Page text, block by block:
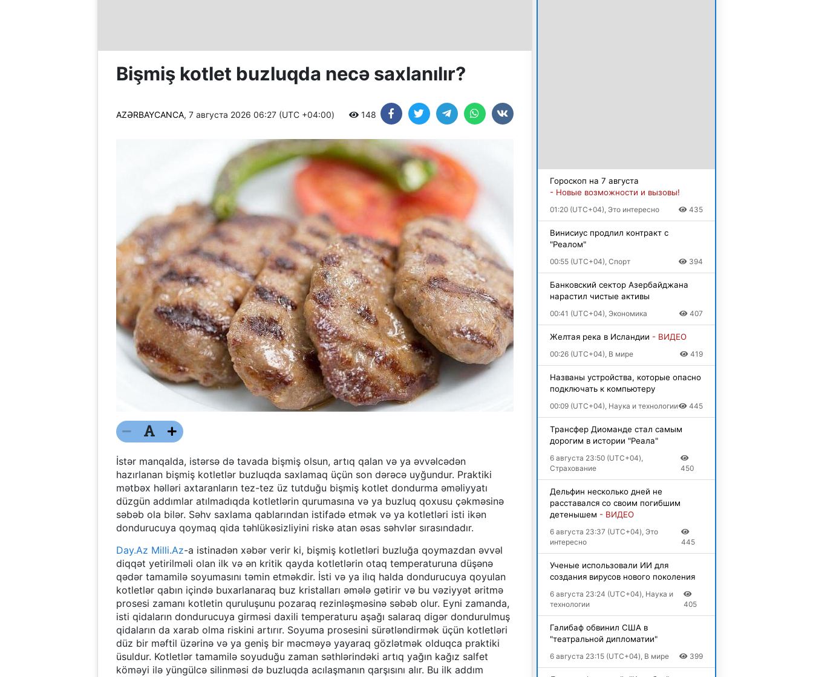
Bişmiş kotlet buzluqda necə saxlanılır?
AZƏRBAYCANCA, 7 августа 2026 06:27 (UTC +04:00) 148
İstər manqalda, istərsə də tavada bişmiş olsun, artıq qalan və ya əvvəlcədən
hazırlanan bişmiş kotletlər buzluqda saxlamaq üçün son dərəcə uyğundur. Praktiki
mətbəx həlləri axtaranların tez-tez üz tutduğu bişmiş kotlet dondurma əməliyyatı
düzgün addımlar atılmadıqda kotletlərin qurumasına və ya buzluq qoxusu çəkməsinə
səbəb ola bilər. Səhv saxlama qablarından istifadə etmək və ya kotletləri isti ikən
dondurucuya qoymaq qida təhlükəsizliyini riskə atan əsas səhvlər sırasındadır.
Day.Az Milli.Az-a istinadən xəbər verir ki, bişmiş kotletləri buzluğa qoymazdan əvvəl
diqqət yetirilməli olan ilk və ən kritik qayda kotletlərin otaq temperaturuna düşənə
qədər tamamilə soyumasını təmin etməkdir. İsti və ya ilıq halda dondurucuya qoyulan
kotletlər qabın içində buxarlanaraq buz kristalları əmələ gətirir və bu vəziyyət əritmə
prosesi zamanı kotletin quruluşunu pozaraq rezinləşməsinə səbəb olur. Eyni zamanda,
isti qidaların dondurucuya girməsi daxili temperaturu aşağı salaraq digər dondurulmuş
qidaların da xarab olma riskini artırır. Soyuma prosesini sürətləndirmək üçün kotletləri
düz bir məftil üzərinə və ya geniş bir məcməyə yayaraq gözlətmək olduqca praktiki
üsuldur. Kotletlər tamamilə soyuduğu zaman səthlərindəki artıq yağın kağız salfet
köməyi ilə yüngülcə silinməsi də buzluqda acılaşmanın qarşısını alır. Bu ilk addım
Гороскоп на 7 августа
- Новые возможности и вызовы!
01:20 (UTC+04), Это интересно 435
Винисиус продлил контракт с
"Реалом"
00:55 (UTC+04), Спорт 394
Банковский сектор Азербайджана
нарастил чистые активы
00:41 (UTC+04), Экономика 407
Желтая река в Исландии - ВИДЕО
00:26 (UTC+04), В мире 419
Названы устройства, которые опасно
подключать к компьютеру
00:09 (UTC+04), Наука и технологии 445
Трансфер Диоманде стал самым
дорогим в истории "Реала"
6 августа 23:50 (UTC+04),
Страхование
450
Дельфин несколько дней не
расставался со своим погибшим
детенышем - ВИДЕО
6 августа 23:37 (UTC+04), Это
интересно
445
Ученые использовали ИИ для
создания вирусов нового поколения
6 августа 23:24 (UTC+04), Наука и
технологии
405
Галибаф обвинил США в
"театральной дипломатии"
6 августа 23:15 (UTC+04), В мире 399